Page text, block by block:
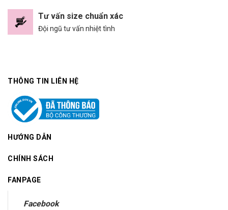
Tư vấn size chuẩn xác
Đội ngũ tư vấn nhiệt tình
THÔNG TIN LIÊN HỆ
HƯỚNG DẪN
CHÍNH SÁCH
FANPAGE
Facebook